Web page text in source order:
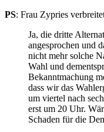
PS: Frau Zypries
Ja, die dritte
angesprochen und
nicht mehr solche
Wahl und
Bekanntmachung
dass wir das
um viertel nach
erst um 20 Uhr.
Schaden für die